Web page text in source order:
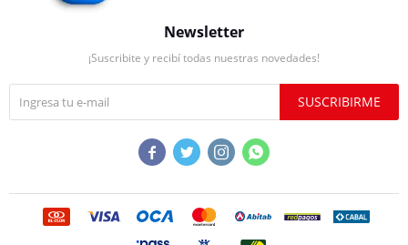
Newsletter
¡Suscribite y recibí todas nuestras novedades!
SUSCRIBIRME
   